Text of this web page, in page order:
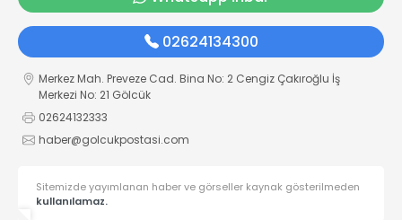
02624134300
Merkez Mah. Preveze Cad. Bina No: 2 Cengiz Çakıroğlu İş
Merkezi No: 21 Gölcük
02624132333
haber@golcukpostasi.com
Sitemizde yayımlanan haber ve görseller kaynak gösterilmeden
kullanılamaz.